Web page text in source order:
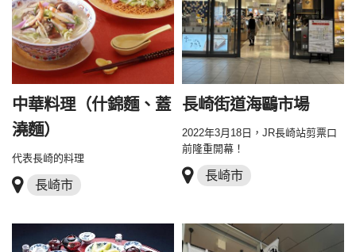
中華料理（什錦麵、蓋
澆麵）
代表長崎的料理
長崎市
長崎街道海鷗市場
2022年3月18日，JR長崎站剪票口
前隆重開幕！
長崎市